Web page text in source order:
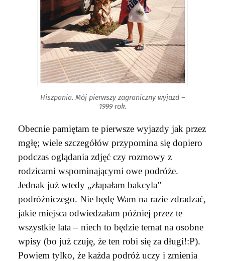
Hiszpania. Mój pierwszy zagraniczny wyjazd –
1999 rok.
Obecnie pamiętam te pierwsze wyjazdy jak przez
mgłę; wiele szczegółów przypomina się dopiero
podczas oglądania zdjęć czy rozmowy z
rodzicami wspominającymi owe podróże.
Jednak już wtedy „złapałam bakcyla”
podróżniczego. Nie będę Wam na razie zdradzać,
jakie miejsca odwiedzałam później przez te
wszystkie lata – niech to będzie temat na osobne
wpisy (bo już czuję, że ten robi się za długi!:P).
Powiem tylko, że każda podróż uczy i zmienia